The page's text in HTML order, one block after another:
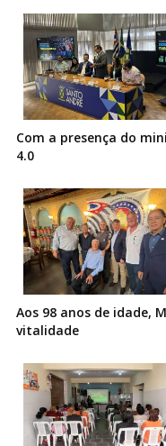
Com a presença do
4.0
Aos 98 anos de idade,
vitalidade